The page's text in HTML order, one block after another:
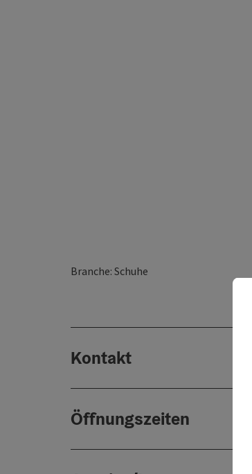
Branche: Schuhe
Kontakt
Öffnungszeiten